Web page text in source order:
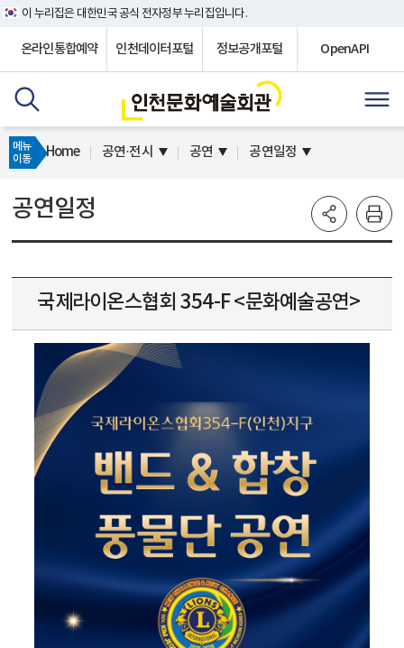
이 누리집은 대한민국 공식 전자정부 누리집입니다.
온라인통합예약 인천데이터포털 정보공개포털 OpenAPI
메뉴
이동
Home 공연·전시 공연 공연일정
공연일정
국제라이온스협회 354-F <문화예술공연>